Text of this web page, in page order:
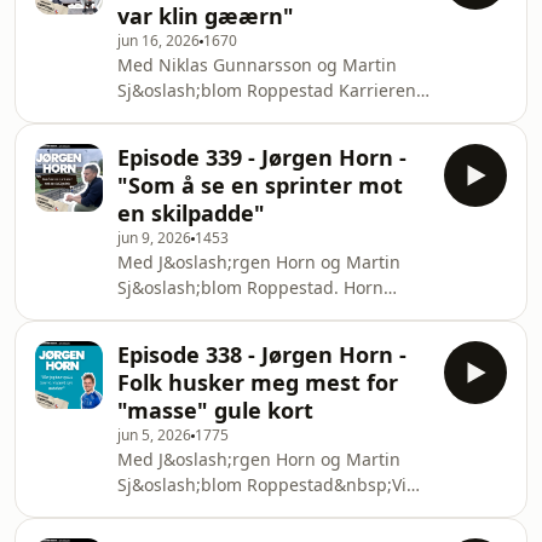
faren l&aelig;rte ham &aring;
h&aring;ndtere avslag. Han snakker
ogs&aring; om overgangen han
angrer p&aring;, klubbkaoset i Italia,
l&oslash;nn som uteble, og hvordan
spillere kan bli
var klin gæærn"
jun 16, 2026 1670
Med Niklas Gunnarsson og Martin
Sj&oslash;blom Roppestad Karrieren
fra livet som utenlandsproff til
pressepress, derbyoverskrifter og hva
som skjer n&aring;r fotballspillere
sier litt mer enn de hadde
planlagt.&nbsp;Gunnarsson forteller
om trenere som har preget ham, om
Kjetil Rekdals h&aring;ndtering av
stress og press, og o
Episode 339 - Jørgen Horn -
"Som å se en sprinter mot
en skilpadde"
jun 9, 2026 1453
Med J&oslash;rgen Horn og Martin
Sj&oslash;blom Roppestad. Horn
g&aring;r praten videre til
landslagets mulige rastl&oslash;shet i
USA-VM, gamle
lagkamerater.&nbsp;Senere forteller
han om trenerjobben i &Oslash;rn
Horten som nesten ble noe av og U21-
turene han fortsatt holder igjen
Episode 338 - Jørgen Horn -
Folk husker meg mest for
"masse" gule kort
jun 5, 2026 1775
Med J&oslash;rgen Horn og Martin
Sj&oslash;blom Roppestad&nbsp;Vi